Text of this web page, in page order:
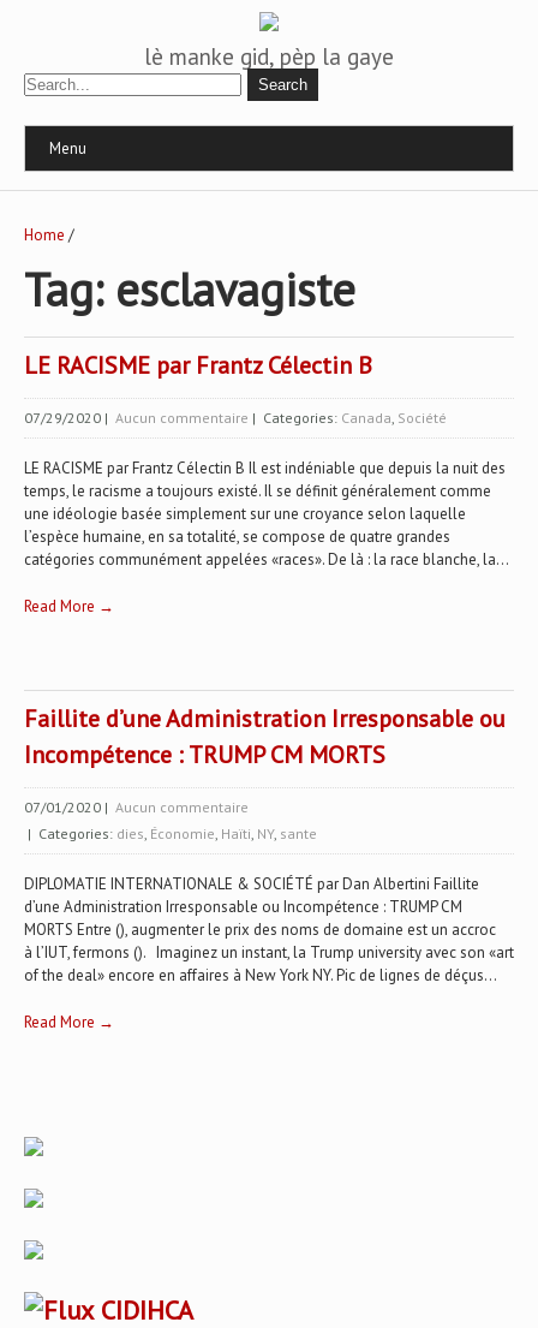
lè manke gid, pèp la gaye
Menu
Home /
Tag: esclavagiste
LE RACISME par Frantz Célectin B
07/29/2020 | Aucun commentaire | Categories: Canada, Société
LE RACISME par Frantz Célectin B Il est indéniable que depuis la nuit des
temps, le racisme a toujours existé. Il se définit généralement comme
une idéologie basée simplement sur une croyance selon laquelle
l’espèce humaine, en sa totalité, se compose de quatre grandes
catégories communément appelées «races». De là : la race blanche, la...
Read More →
Faillite d’une Administration Irresponsable ou
Incompétence : TRUMP CM MORTS
07/01/2020 | Aucun commentaire
| Categories: dies, Économie, Haïti, NY, sante
DIPLOMATIE INTERNATIONALE & SOCIÉTÉ par Dan Albertini Faillite
d’une Administration Irresponsable ou Incompétence : TRUMP CM
MORTS Entre (), augmenter le prix des noms de domaine est un accroc
à l’IUT, fermons (). Imaginez un instant, la Trump university avec son «art
of the deal» encore en affaires à New York NY. Pic de lignes de déçus...
Read More →
CIDIHCA